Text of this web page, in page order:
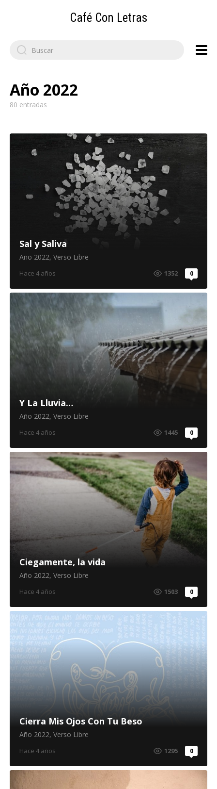
Café Con Letras
Search
for:
Año 2022
80 entradas
Sal y Saliva
Año 2022, Verso Libre
Hace 4 años 1352 0
Y La Lluvia…
Año 2022, Verso Libre
Hace 4 años 1445 0
Ciegamente, la vida
Año 2022, Verso Libre
Hace 4 años 1503 0
Cierra Mis Ojos Con Tu Beso
Año 2022, Verso Libre
Hace 4 años 1295 0